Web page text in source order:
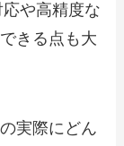
や高精度な
きる点も大
実際にどん